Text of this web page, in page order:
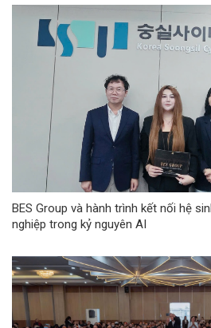
BES Group và hành trình kết nối hệ
nghiệp trong kỷ nguyên AI